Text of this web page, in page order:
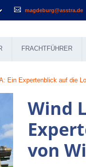
magdeburg@asstra.de
FRACHTFÜHRER
Ein Expertenblick auf die
Wind
von